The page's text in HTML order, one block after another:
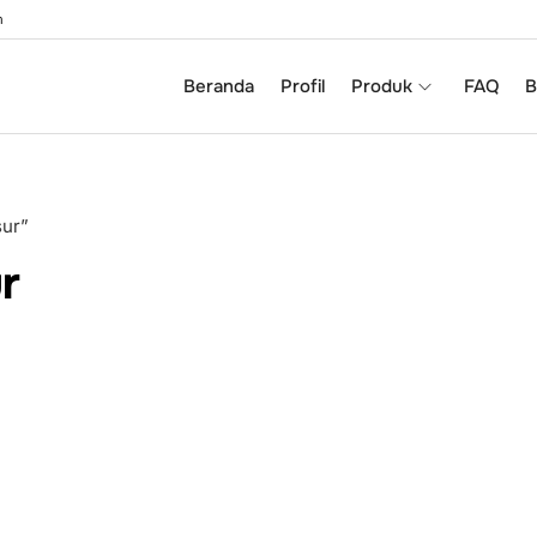
Beranda Profil Produk FAQ